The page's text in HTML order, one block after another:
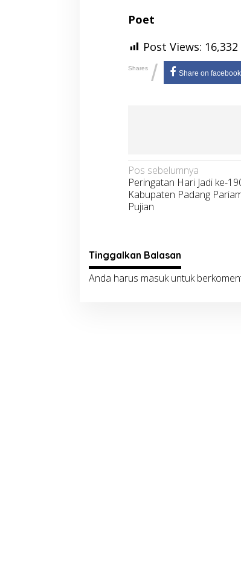
Poet
Post Views: 16,332
Shares / Share on facebook
Navigasi
pos
Pos sebelumnya
Peringatan Hari Jadi ke-
Kabupaten Padang
Pujian
Tinggalkan Balasan
Anda harus masukuntuk